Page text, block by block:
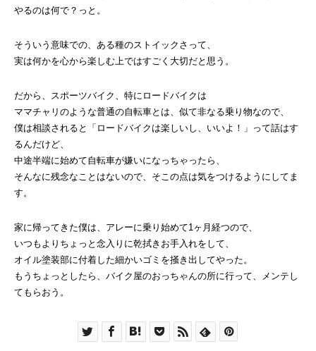
やるのは何で？っと。
そういう意味での、ある種のストイックさって、
実は何かを心から楽しむ上ではすごく大切だと思う。
だから、スポーツバイク、特にロードバイクは
ママチャリのような普通の自転車とは、似て非なる乗り物なので、
僕は相談されると「ロードバイクは楽しいし、いいよ！」って話はす
るんだけど、
中途半端に始めて自転車が嫌いになっちゃったら、
そんなに残念なことはないので、そこの点は気をつけるようにしてま
す。
家に帰ってきた僕は、アレーに乗り始めて1ヶ月経つので、
いつもよりちょっと念入りに乾拭きお手入れをして、
オイル塗装部に付着した細かいゴミを掻き出してやった。
もうちょっとしたら、バイク屋のおっちゃんの所に行って、メンテし
てもらおう。